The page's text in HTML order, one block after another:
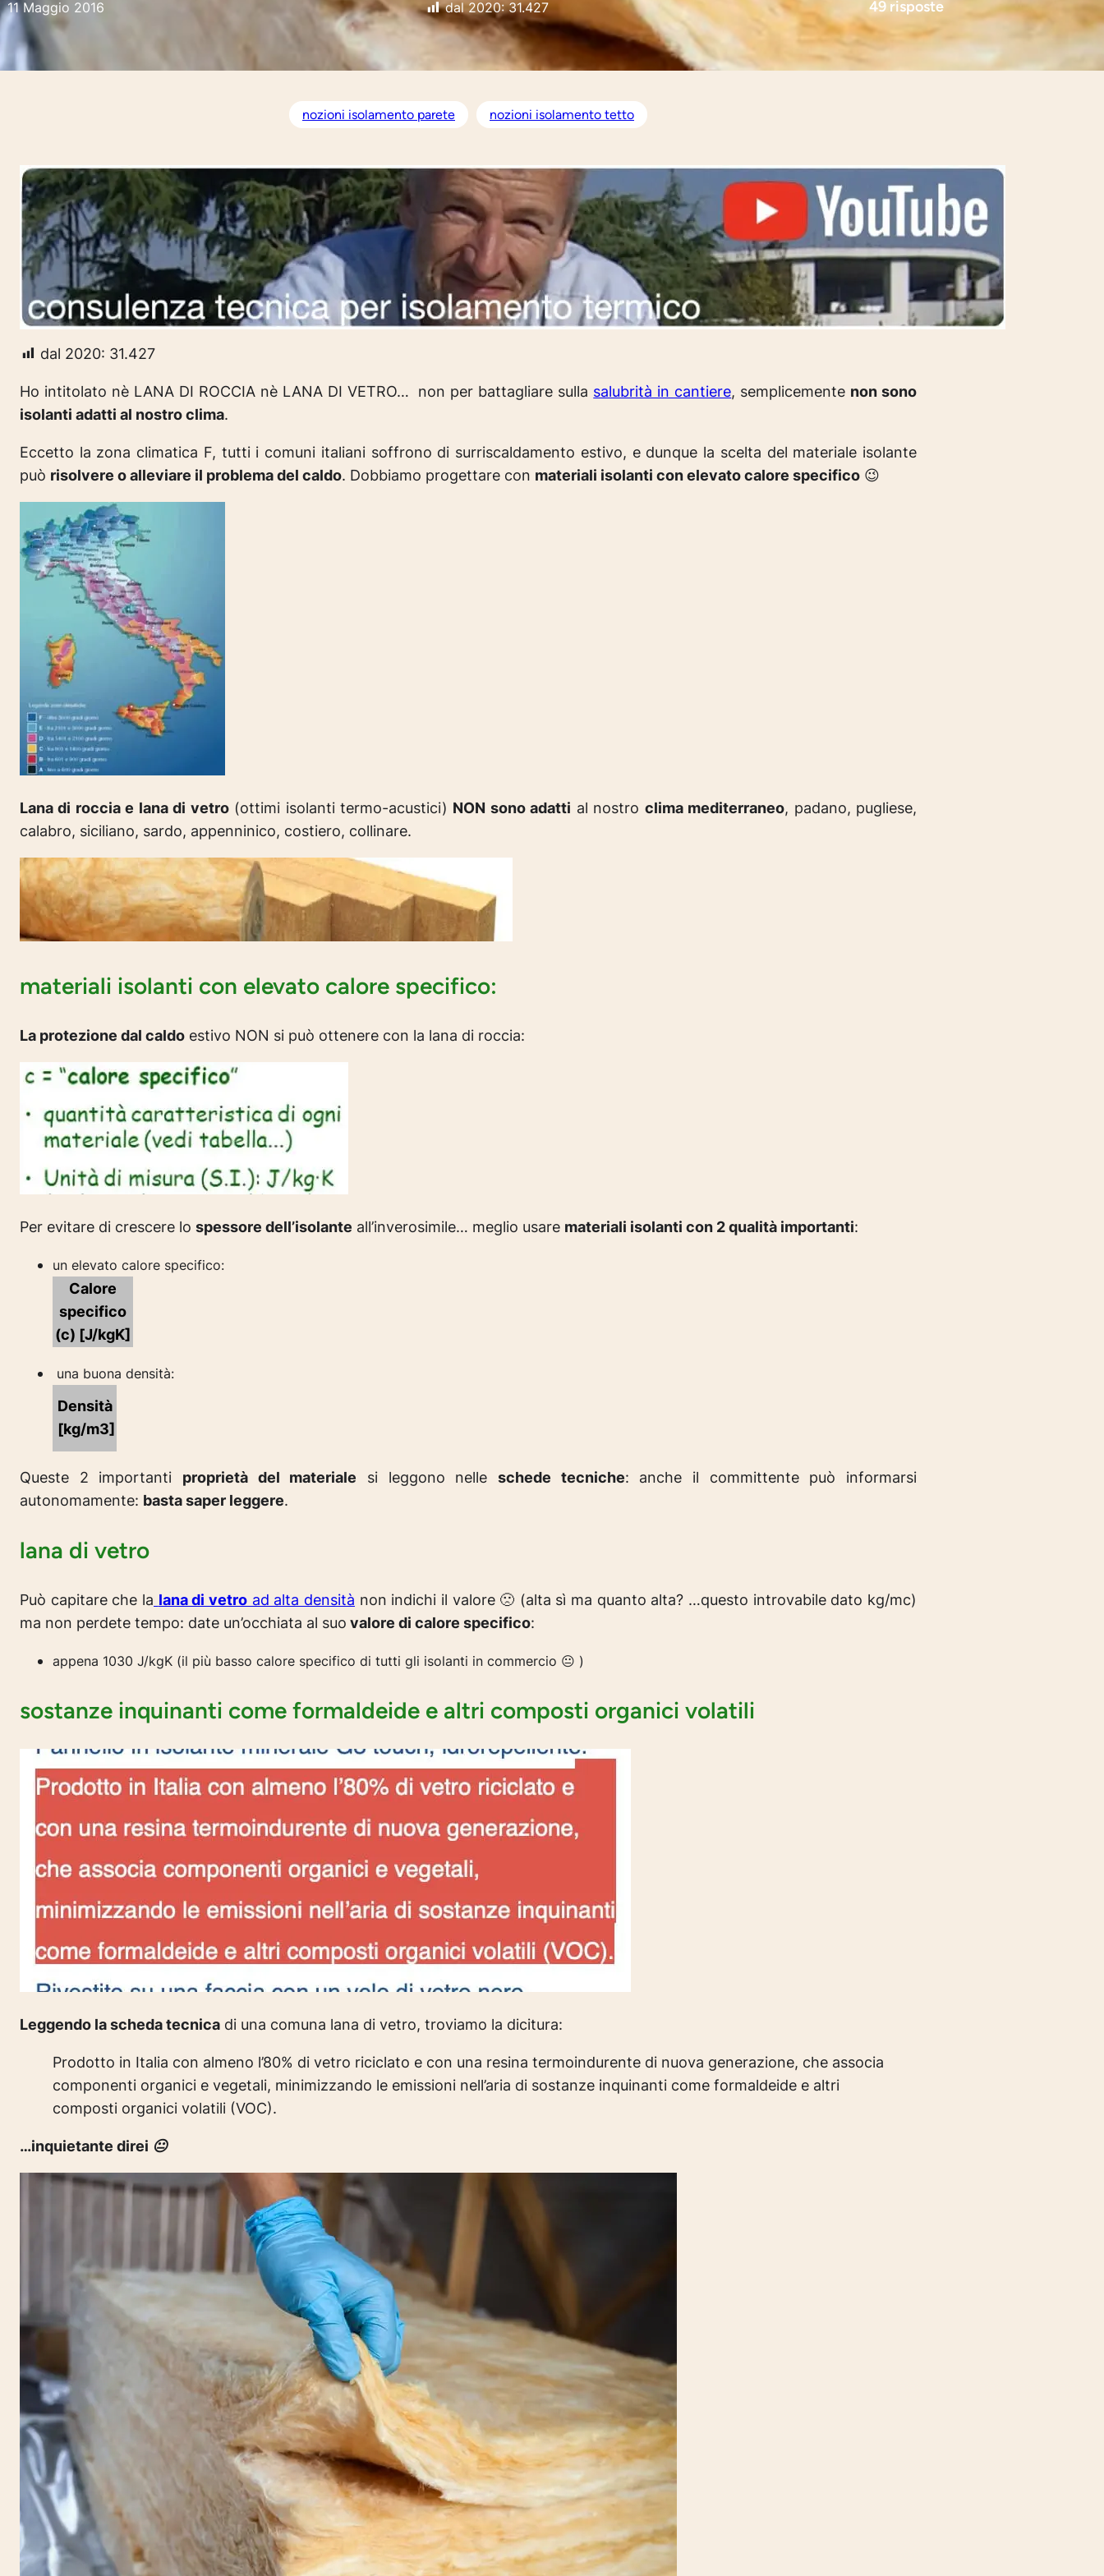
11 Maggio 2016 dal 2020: 31.427 49 risposte
nozioni isolamento parete nozioni isolamento tetto
dal 2020: 31.427
Ho intitolato nè LANA DI ROCCIA nè LANA DI VETRO… non per battagliare sulla salubrità in cantiere, semplicemente non sono
isolanti adatti al nostro clima.
Eccetto la zona climatica F, tutti i comuni italiani soffrono di surriscaldamento estivo, e dunque la scelta del materiale isolante
può risolvere o alleviare il problema del caldo. Dobbiamo progettare con materiali isolanti con elevato calore specifico 😉
Lana di roccia e lana di vetro(ottimi isolanti termo-acustici) NON sono adatti al nostro clima mediterraneo, padano, pugliese,
calabro, siciliano, sardo, appenninico, costiero, collinare.
materiali isolanti con elevato calore specifico:
La protezione dal caldo estivo NON si può ottenere con la lana di roccia:
Per evitare di crescere lo spessore dell’isolante all’inverosimile… meglio usare materiali isolanti con 2 qualità importanti:
un elevato calore specifico:
Calore
specifico
(c) [J/kgK]
una buona densità:
Densità
[kg/m3]
Queste 2 importanti proprietà del materiale si leggono nelleschede tecniche: anche il committente può informarsi
autonomamente: basta saper leggere.
lana di vetro
Può capitare che la lana di vetro ad alta densità non indichi il valore 🙁 (alta sì ma quanto alta? …questo introvabile dato kg/mc)
ma non perdete tempo: date un’occhiata al suo valore di calore specifico:
appena 1030 J/kgK (il più basso calore specifico di tutti gli isolanti in commercio 😐 )
sostanze inquinanti come formaldeide e altri composti organici volatili
Leggendo la scheda tecnica di una comuna lana di vetro, troviamo la dicitura:
Prodotto in Italia con almeno l’80% di vetro riciclato e con una resina termoindurente di nuova generazione, che associa
componenti organici e vegetali, minimizzando le emissioni nell’aria di sostanze inquinanti come formaldeide e altri
composti organici volatili (VOC).
…inquietante direi 😐